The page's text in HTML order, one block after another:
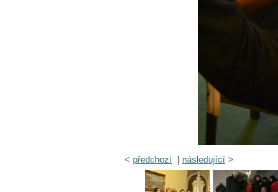
< předchozí | následující >